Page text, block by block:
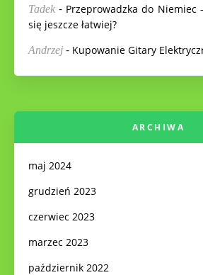
Tadek - Przeprowadzka do Niemiec
się jeszcze łatwiej?
Andrzej - Kupowanie Gitary
ARCHIWA
maj 2024
grudzień 2023
czerwiec 2023
marzec 2023
październik 2022